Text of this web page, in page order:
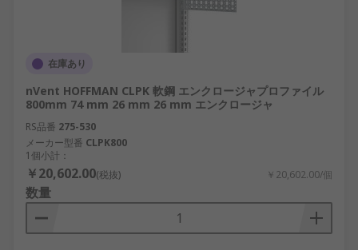
在庫あり
nVent HOFFMAN CLPK 軟鋼 エンクロージャプロファイル
800mm 74 mm 26 mm 26 mm エンクロージャ
RS品番 275-530
メーカー型番 CLPK800
1個小計：
￥20,602.00(税抜) ￥20,602.00/個
数量